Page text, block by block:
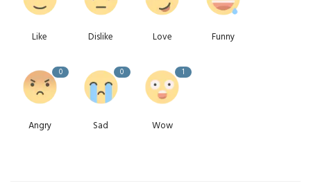
Like Dislike Love Funny
0
Angry
0
Sad
1
Wow